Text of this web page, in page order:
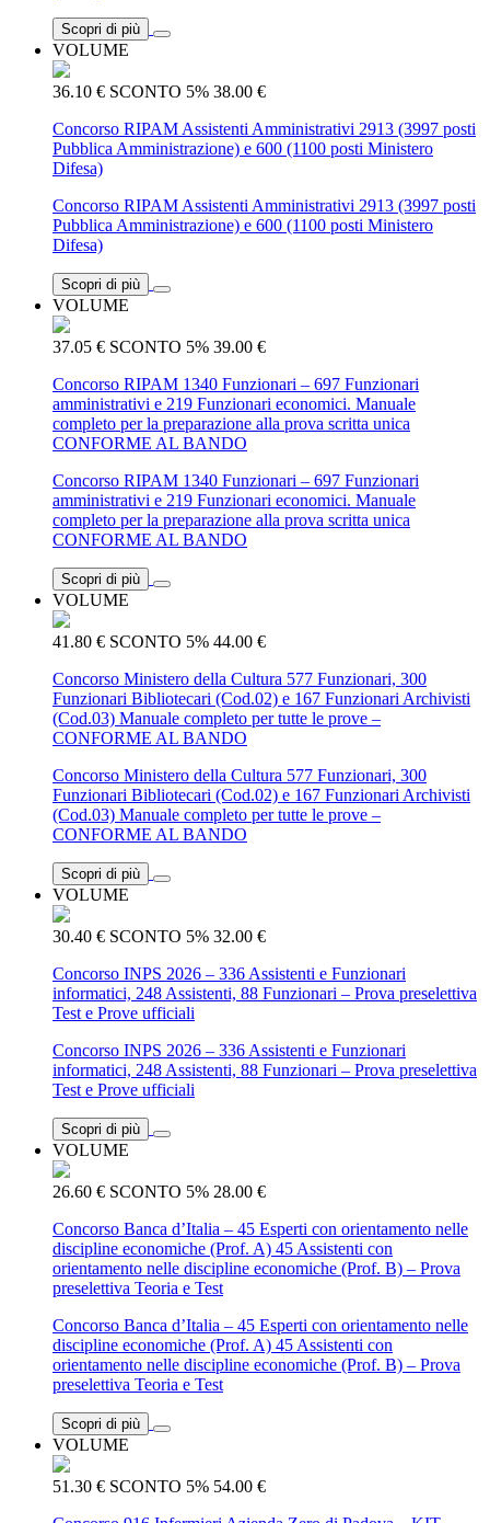
Scopri di più
VOLUME
36.10 € SCONTO 5% 38.00 €
Concorso RIPAM Assistenti Amministrativi 2913 (3997 posti
Pubblica Amministrazione) e 600 (1100 posti Ministero
Difesa)
Concorso RIPAM Assistenti Amministrativi 2913 (3997 posti
Pubblica Amministrazione) e 600 (1100 posti Ministero
Difesa)
Scopri di più
VOLUME
37.05 € SCONTO 5% 39.00 €
Concorso RIPAM 1340 Funzionari – 697 Funzionari
amministrativi e 219 Funzionari economici. Manuale
completo per la preparazione alla prova scritta unica
CONFORME AL BANDO
Concorso RIPAM 1340 Funzionari – 697 Funzionari
amministrativi e 219 Funzionari economici. Manuale
completo per la preparazione alla prova scritta unica
CONFORME AL BANDO
Scopri di più
VOLUME
41.80 € SCONTO 5% 44.00 €
Concorso Ministero della Cultura 577 Funzionari, 300
Funzionari Bibliotecari (Cod.02) e 167 Funzionari Archivisti
(Cod.03) Manuale completo per tutte le prove –
CONFORME AL BANDO
Concorso Ministero della Cultura 577 Funzionari, 300
Funzionari Bibliotecari (Cod.02) e 167 Funzionari Archivisti
(Cod.03) Manuale completo per tutte le prove –
CONFORME AL BANDO
Scopri di più
VOLUME
30.40 € SCONTO 5% 32.00 €
Concorso INPS 2026 – 336 Assistenti e Funzionari
informatici, 248 Assistenti, 88 Funzionari – Prova preselettiva
Test e Prove ufficiali
Concorso INPS 2026 – 336 Assistenti e Funzionari
informatici, 248 Assistenti, 88 Funzionari – Prova preselettiva
Test e Prove ufficiali
Scopri di più
VOLUME
26.60 € SCONTO 5% 28.00 €
Concorso Banca d’Italia – 45 Esperti con orientamento nelle
discipline economiche (Prof. A) 45 Assistenti con
orientamento nelle discipline economiche (Prof. B) – Prova
preselettiva Teoria e Test
Concorso Banca d’Italia – 45 Esperti con orientamento nelle
discipline economiche (Prof. A) 45 Assistenti con
orientamento nelle discipline economiche (Prof. B) – Prova
preselettiva Teoria e Test
Scopri di più
VOLUME
51.30 € SCONTO 5% 54.00 €